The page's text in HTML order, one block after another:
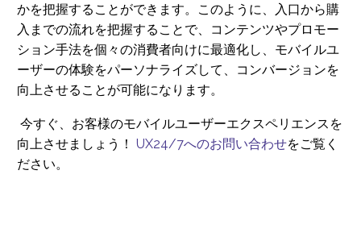
かを把握することができます。このように、入口から購
入までの流れを把握することで、コンテンツやプロモー
ション手法を個々の消費者向けに最適化し、モバイルユ
ーザーの体験をパーソナライズして、コンバージョンを
向上させることが可能になります。
今すぐ、お客様のモバイルユーザーエクスペリエンスを
向上させましょう！ UX24/7へのお問い合わせをご覧く
ださい。